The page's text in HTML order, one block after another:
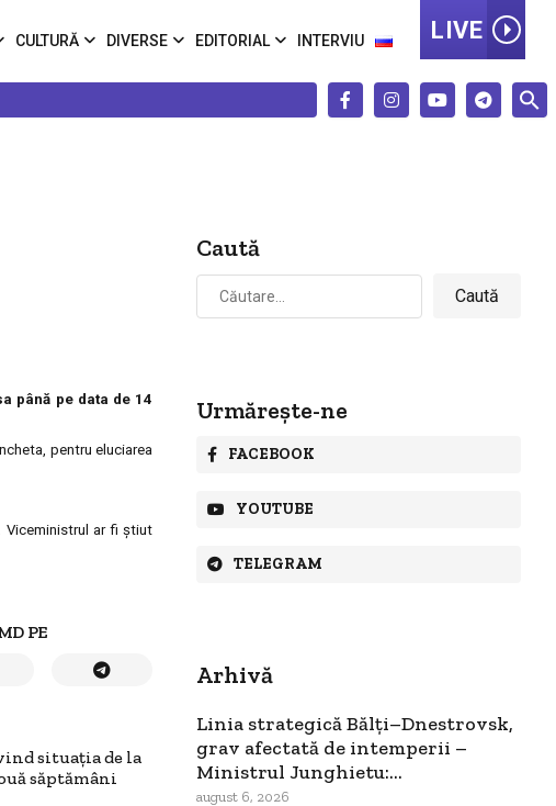
CULTURĂ DIVERSE EDITORIAL INTERVIU LIVE
până pe data de 14
pentru eluciarea
Viceministrul ar fi știut
PE
situaţia de la
săptămâni
Caută
Caută
după:
Urmărește-ne
FACEBOOK
YOUTUBE
TELEGRAM
Arhivă
Linia strategică Bălți–Dnestrovsk,
grav afectată de intemperii –
Ministrul Junghietu:...
august 6, 2026